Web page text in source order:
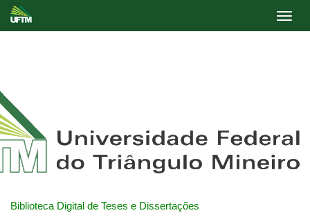
Biblioteca Digital de Teses e Dissertações